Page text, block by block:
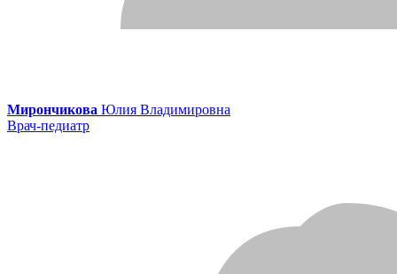
Мирончикова Юлия Владимировна
Врач-педиатр